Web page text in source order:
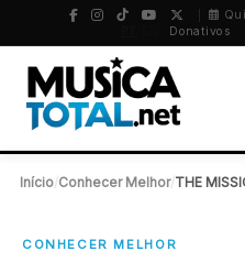
Donativos
Início Conhecer Melhor/ THE
CONHECER MELHOR